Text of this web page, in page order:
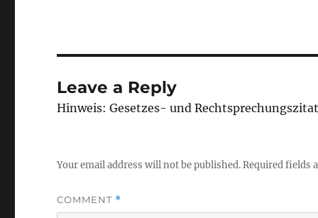
Leave a Reply
Hinweis: Gesetzes- und
Your email address will not be published.Required fields
COMMENT *